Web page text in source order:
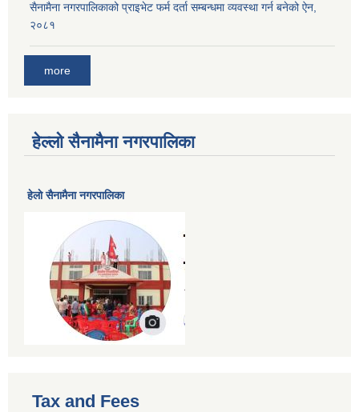
सैनामैना नगरपालिकाको प्राइभेट फर्म दर्ता सम्बन्धमा व्यवस्था गर्न बनेको ऐन,
२०८१
more
हेल्लो सैनामैना नगरपालिका
हेलाे सैनामैना नगरपालिका
Tax and Fees